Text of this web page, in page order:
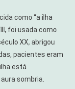
como “a ilha
foi usada como
XX, abrigou
pacientes eram
está
sombria.